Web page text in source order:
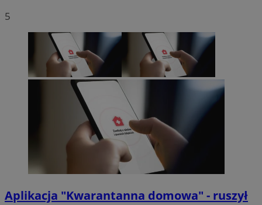
5
Aplikacja "Kwarantanna domowa" - ruszył